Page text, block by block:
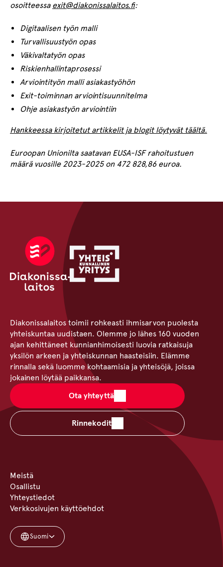
osoitteessa exit@diakonissalaitos.fi:
Digitaalisen työn malli
Turvallisuustyön opas
Väkivaltatyön opas
Riskienhallintaprosessi
Arviointityön malli asiakastyöhön
Exit-toiminnan arviointisuunnitelma
Ohje asiakastyön arviointiin
Hankkeessa kirjoitetut artikkelit ja blogit löytyvät täältä.
Euroopan Unionilta saatavan EUSA-ISF rahoitustuen
määrä vuosille 2023-2025 on 472 828,86 euroa.
Diakonissalaitos toimii rohkeasti ihmisarvon puolesta
yhteiskuntaa uudistaen. Olemme jo lähes 160 vuoden
ajan kehittäneet kunnianhimoisesti luovia ratkaisuja
yksilön arkeen ja yhteiskunnan haasteisiin. Elämme
rinnalla sekä luomme kohtaamisia ja yhteisöjä, joissa
jokainen löytää paikkansa.
Ota yhteyttä
Rinnekodit
Meistä
Osallistu
Yhteystiedot
Verkkosivujen käyttöehdot
Suomi